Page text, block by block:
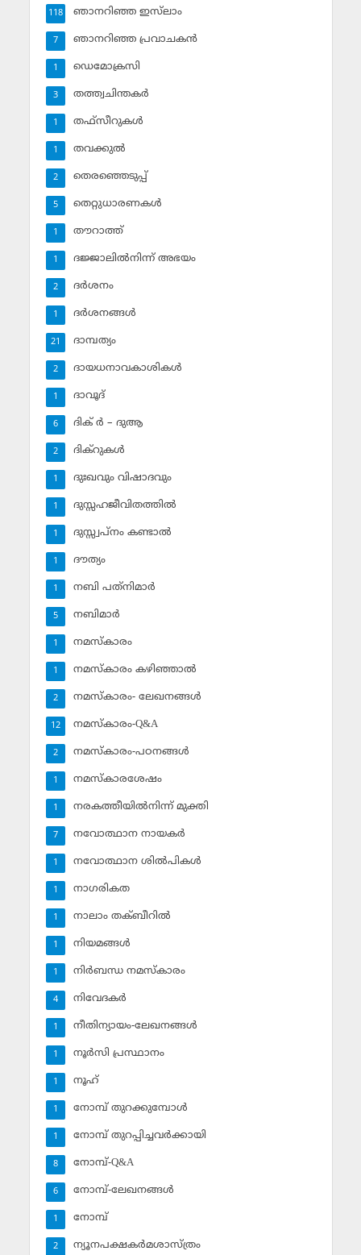
ഞാനറിഞ്ഞ ഇസ്‌ലാം
118
ഞാനറിഞ്ഞ പ്രവാചകന്‍
7
ഡെമോക്രസി
1
തത്ത്വചിന്തകര്‍
3
തഫ്‌സീറുകള്‍
1
തവക്കുല്‍
1
തെരഞ്ഞെടുപ്പ്
2
തെറ്റുധാരണകള്‍
5
തൗറാത്ത്
1
ദജ്ജാലില്‍നിന്ന് അഭയം
1
ദര്‍ശനം
2
ദര്‍ശനങ്ങള്‍
1
ദാമ്പത്യം
21
ദായധനാവകാശികള്‍
2
ദാവൂദ്‌
1
ദിക് ര്‍ – ദുആ
6
ദിക്‌റുകള്‍
2
ദുഃഖവും വിഷാദവും
1
ദുസ്സഹജീവിതത്തില്‍
1
ദുസ്സ്വപ്‌നം കണ്ടാല്‍
1
ദൗത്യം
1
നബി പത്‌നിമാര്‍
1
നബിമാര്‍
5
നമസ്‌കാരം
1
നമസ്‌കാരം കഴിഞ്ഞാല്‍
1
നമസ്‌കാരം- ലേഖനങ്ങള്‍
2
നമസ്‌കാരം-Q&A
12
നമസ്‌കാരം-പഠനങ്ങള്‍
2
നമസ്‌കാരശേഷം
1
നരകത്തീയില്‍നിന്ന് മുക്തി
1
നവോത്ഥാന നായകര്‍
7
നവോത്ഥാന ശില്‍പികള്‍
1
നാഗരികത
1
നാലാം തക്ബീറില്‍
1
നിയമങ്ങള്‍
1
നിര്‍ബന്ധ നമസ്‌കാരം
1
നിവേദകര്‍
4
നീതിന്യായം-ലേഖനങ്ങള്‍
1
നൂര്‍സി പ്രസ്ഥാനം
1
നൂഹ്‌
1
നോമ്പ് തുറക്കുമ്പോള്‍
1
നോമ്പ് തുറപ്പിച്ചവര്‍ക്കായി
1
നോമ്പ്-Q&A
8
നോമ്പ്-ലേഖനങ്ങള്‍
6
നോമ്പ്‌
1
ന്യൂനപക്ഷകര്‍മശാസ്ത്രം
2